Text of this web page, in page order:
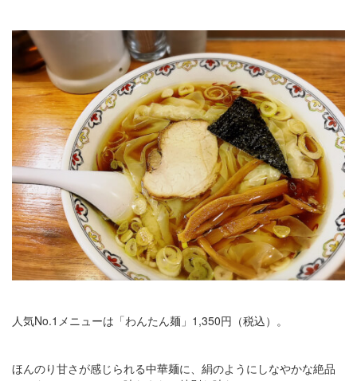
人気No.1メニューは「わんたん麺」1,350円（税込）。
ほんのり甘さが感じられる中華麺に、絹のようにしなやかな絶品